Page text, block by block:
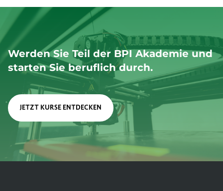
Werden Sie Teil der BPI Akademie und
starten Sie beruflich durch.
JETZT KURSE ENTDECKEN